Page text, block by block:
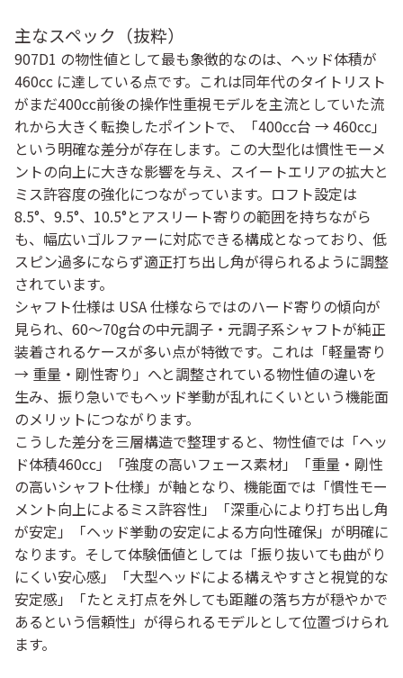
主なスペック（抜粋）
907D1 の物性値として最も象徴的なのは、ヘッド体積が
460cc に達している点です。これは同年代のタイトリスト
がまだ400cc前後の操作性重視モデルを主流としていた流
れから大きく転換したポイントで、「400cc台 → 460cc」
という明確な差分が存在します。この大型化は慣性モーメ
ントの向上に大きな影響を与え、スイートエリアの拡大と
ミス許容度の強化につながっています。ロフト設定は
8.5°、9.5°、10.5°とアスリート寄りの範囲を持ちながら
も、幅広いゴルファーに対応できる構成となっており、低
スピン過多にならず適正打ち出し角が得られるように調整
されています。
シャフト仕様は USA 仕様ならではのハード寄りの傾向が
見られ、60〜70g台の中元調子・元調子系シャフトが純正
装着されるケースが多い点が特徴です。これは「軽量寄り
→ 重量・剛性寄り」へと調整されている物性値の違いを
生み、振り急いでもヘッド挙動が乱れにくいという機能面
のメリットにつながります。
こうした差分を三層構造で整理すると、物性値では「ヘッ
ド体積460cc」「強度の高いフェース素材」「重量・剛性
の高いシャフト仕様」が軸となり、機能面では「慣性モー
メント向上によるミス許容性」「深重心により打ち出し角
が安定」「ヘッド挙動の安定による方向性確保」が明確に
なります。そして体験価値としては「振り抜いても曲がり
にくい安心感」「大型ヘッドによる構えやすさと視覚的な
安定感」「たとえ打点を外しても距離の落ち方が穏やかで
あるという信頼性」が得られるモデルとして位置づけられ
ます。